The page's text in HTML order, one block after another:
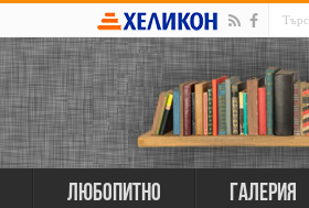
Любопитно Галерия